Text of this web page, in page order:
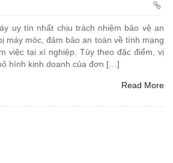
uy tín nhất chịu trách nhiệm bảo vệ an
máy móc, đảm bảo an toàn về tính mạng
việc tại xí nghiệp. Tùy theo đặc điểm, vị
hình kinh doanh của đơn […]
Read More